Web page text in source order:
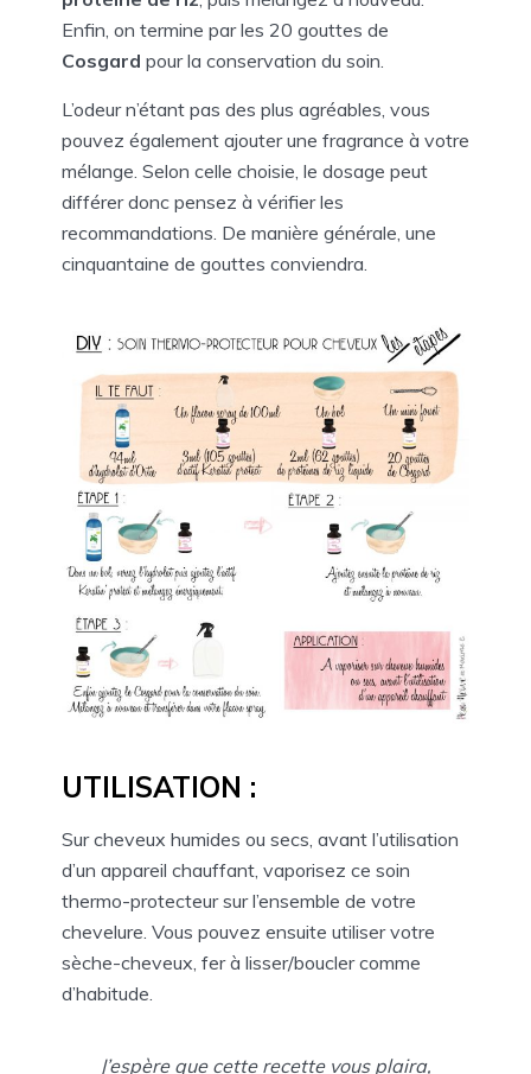
Enfin, on termine par les 20 gouttes de
Cosgard pour la conservation du soin.
L’odeur n’étant pas des plus agréables, vous
pouvez également ajouter une fragrance à votre
mélange. Selon celle choisie, le dosage peut
différer donc pensez à vérifier les
recommandations. De manière générale, une
cinquantaine de gouttes conviendra.
UTILISATION :
Sur cheveux humides ou secs, avant l’utilisation
d’un appareil chauffant, vaporisez ce soin
thermo-protecteur sur l’ensemble de votre
chevelure. Vous pouvez ensuite utiliser votre
sèche-cheveux, fer à lisser/boucler comme
d’habitude.
J’espère que cette recette vous plaira,